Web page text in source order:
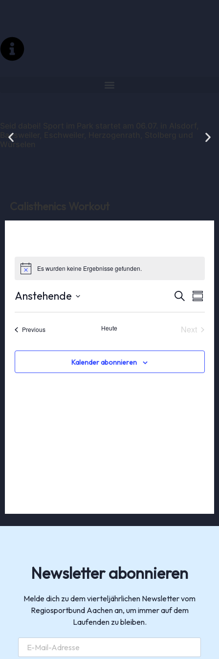
Baesweiler, Eschweiler, Herzogenrath, Stolberg und
Würselen
Es wurden keine Ergebnisse gefunden.
und
Suche
Anstehende
PreviousVeranstaltungen Heute Next
Kalender abonnieren
Newsletter abonnieren
Melde dich zu dem vierteljährlichen Newsletter vom
Regiosportbund Aachen an, um immer auf dem
Laufenden zu bleiben.